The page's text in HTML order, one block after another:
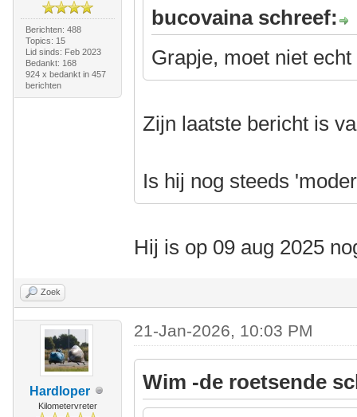
Berichten: 488
Topics: 15
Lid sinds: Feb 2023
Bedankt: 168
924 x bedankt in 457
berichten
bucovaina schreef:
Grapje, moet niet
Zijn laatste bericht is
Is hij nog steeds
Hij is op 09 aug 2025
Zoek
Hardloper
Kilometervreter
21-Jan-2026, 10:03 PM
Wim -de roetsende